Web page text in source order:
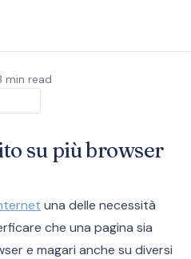
min read
su più browser
una delle necessità
che una pagina sia
e magari anche su diversi